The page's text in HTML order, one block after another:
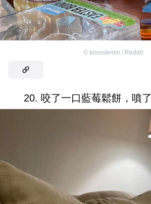
© krissstenlm / Reddit
20. 咬了一口藍莓鬆餅，噴